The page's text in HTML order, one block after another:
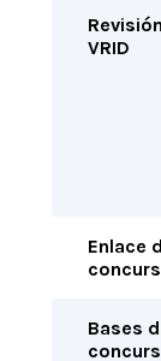
Revisión
VRID
Enlace
Bases